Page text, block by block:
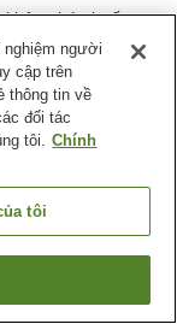
không hút thuốc
phòng
nghiệm người
cập trên
thông tin về
đối tác
tôi. Chính
tôi